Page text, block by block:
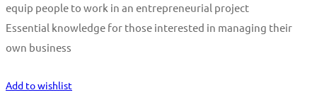
equip people to work in an entrepreneurial project
Essential knowledge for those interested in managing their
own business
Add to wishlist